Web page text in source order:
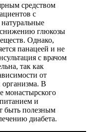
средством
с
глюкозы
Однако,
панацеей и не
с врачом
так как
от
В
монастырского
и
быть полезным
диабета.